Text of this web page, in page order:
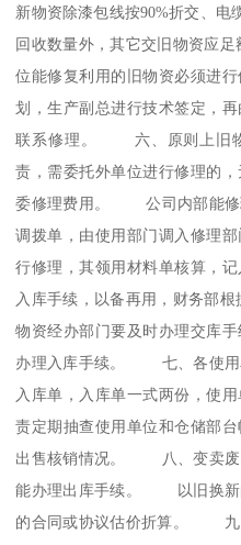
新物资除漆包线按90%折交、电
回收数量外，其它交旧物资
位能修复利用的旧物资必须进
划，生产副总进行技术签定，
联系修理。 六、原则上旧物
责，需委托外单位进行修理的
委修理费用。 公司内部能修
调拨单，由使用部门调入修理
行修理，其领用材料单核算，
入库手续，以备再用，财务
物资经办部门要及时办理交库
办理入库手续。 七、各使用
入库单，入库单一式两份，使
责定期抽查使用单位和仓储部
出售核销情况。 八、变卖废
能办理出库手续。 以旧换新
的合同或协议估价折算。 九